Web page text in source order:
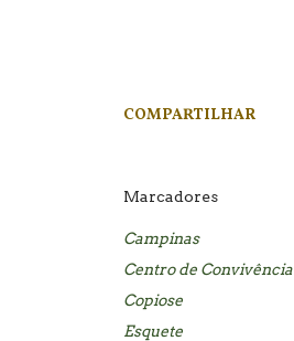
COMPARTILHAR
Marcadores
Campinas
Centro de Convivência
Copiose
Esquete